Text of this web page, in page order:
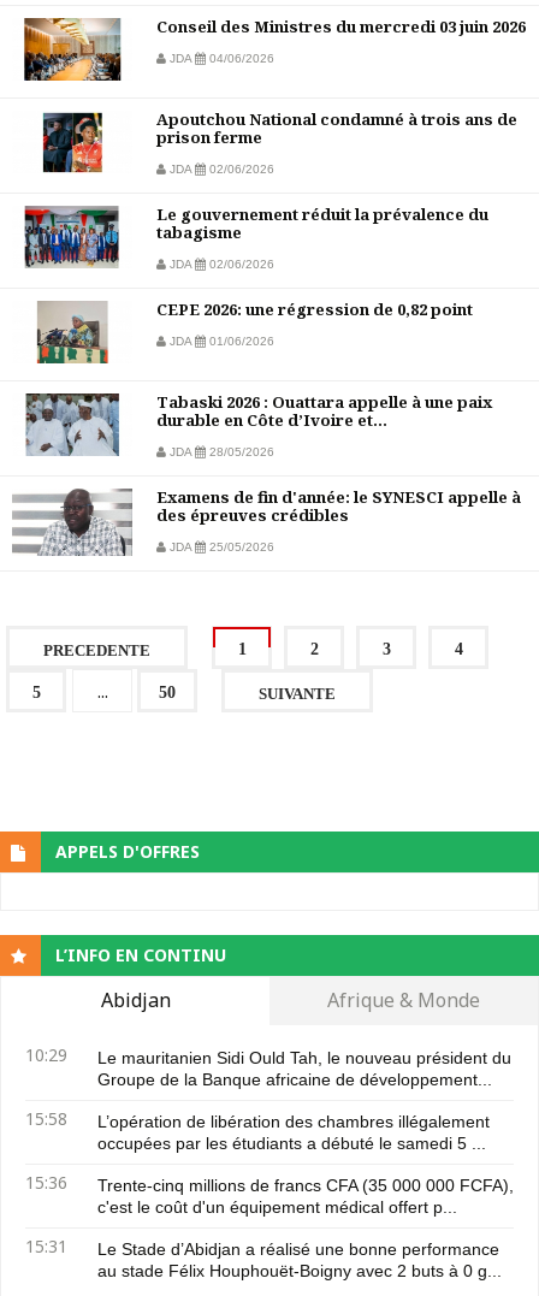
Conseil des Ministres du mercredi 03 juin 2026
JDA 04/06/2026
Apoutchou National condamné à trois ans de
prison ferme
JDA 02/06/2026
Le gouvernement réduit la prévalence du
tabagisme
JDA 02/06/2026
CEPE 2026: une régression de 0,82 point
JDA 01/06/2026
Tabaski 2026 : Ouattara appelle à une paix
durable en Côte d’Ivoire et...
JDA 28/05/2026
Examens de fin d'année: le SYNESCI appelle à
des épreuves crédibles
JDA 25/05/2026
PRECEDENTE 1 2 3 4
5 ... 50 SUIVANTE
APPELS D'OFFRES
L’INFO EN CONTINU
Abidjan Afrique & Monde
10:29
Le mauritanien Sidi Ould Tah, le nouveau président du
Groupe de la Banque africaine de développement...
15:58
L’opération de libération des chambres illégalement
occupées par les étudiants a débuté le samedi 5 ...
15:36
Trente-cinq millions de francs CFA (35 000 000 FCFA),
c'est le coût d'un équipement médical offert p...
15:31
Le Stade d’Abidjan a réalisé une bonne performance
au stade Félix Houphouët-Boigny avec 2 buts à 0 g...